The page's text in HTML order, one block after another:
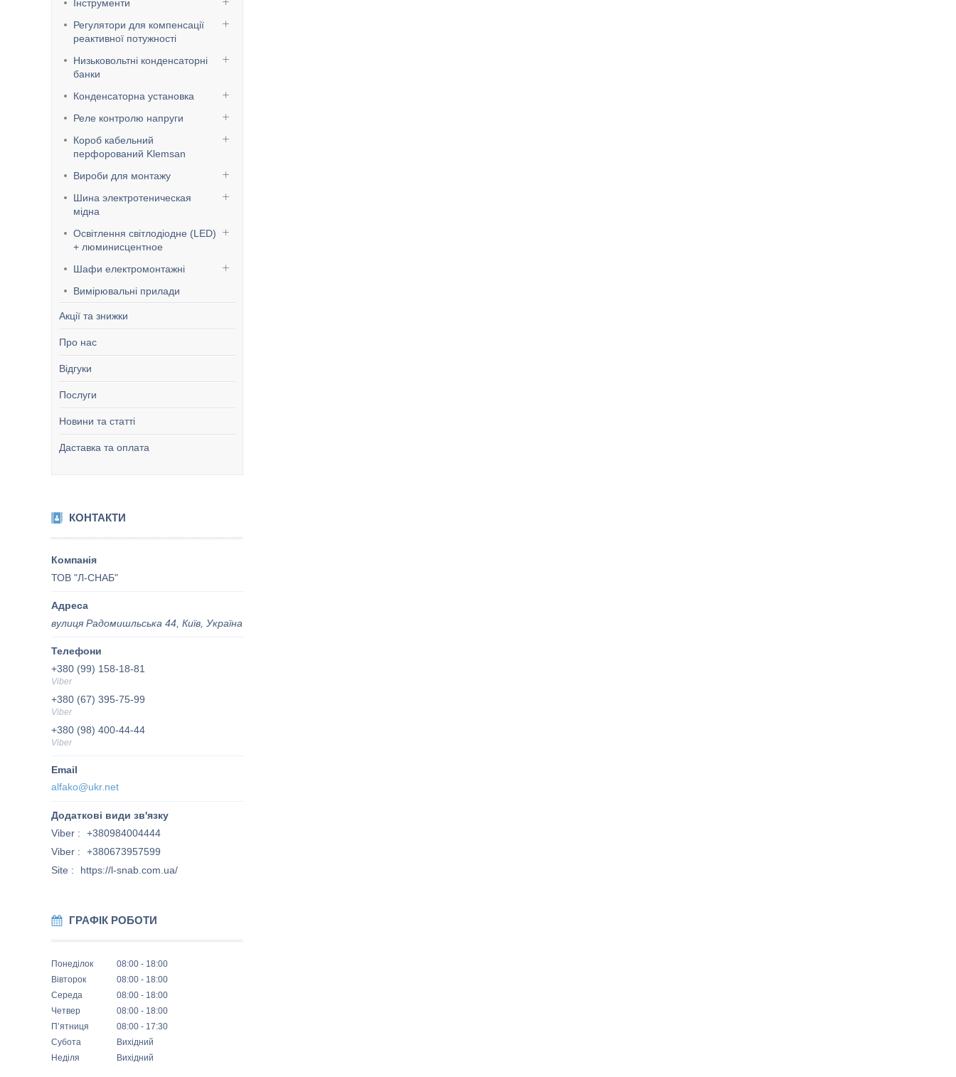
Інструменти
Регулятори для компенсації
реактивної потужності
Низьковольтні конденсаторні
банки
Конденсаторна установка
Реле контролю напруги
Короб кабельний
перфорований Klemsan
Вироби для монтажу
Шина электротеническая
мідна
Освітлення світлодіодне (LED)
+ люминисцентное
Шафи електромонтажні
Вимірювальні прилади
Акції та знижки
Про нас
Відгуки
Послуги
Новини та статті
Даставка та оплата
КОНТАКТИ
ТОВ "Л-СНАБ"
вулиця Радомишльська 44, Київ, Україна
+380 (99) 158-18-81
Viber
+380 (67) 395-75-99
Viber
+380 (98) 400-44-44
Viber
alfako@ukr.net
Viber
+380984004444
Viber
+380673957599
Site
https://l-snab.com.ua/
ГРАФІК РОБОТИ
Понеділок 08:00
18:00
Вівторок
08:00
18:00
Середа
08:00
18:00
Четвер
08:00
18:00
Пʼятниця
08:00
17:30
Субота
Вихідний
Неділя
Вихідний